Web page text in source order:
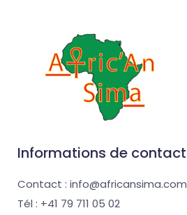
Informations de contact
Contact : info@africansima.com
Tél : +41 79 711 05 02